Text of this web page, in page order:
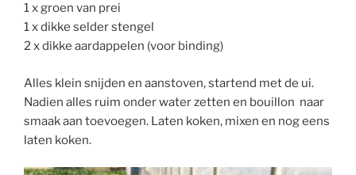
1 x groen van prei
1 x dikke selder stengel
2 x dikke aardappelen (voor binding)
Alles klein snijden en aanstoven, startend met de ui.
Nadien alles ruim onder water zetten en bouillon naar
smaak aan toevoegen. Laten koken, mixen en nog eens
laten koken.